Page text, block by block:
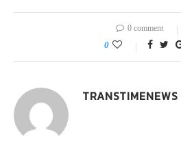
0 comment
0
TRANSTIMENEWS